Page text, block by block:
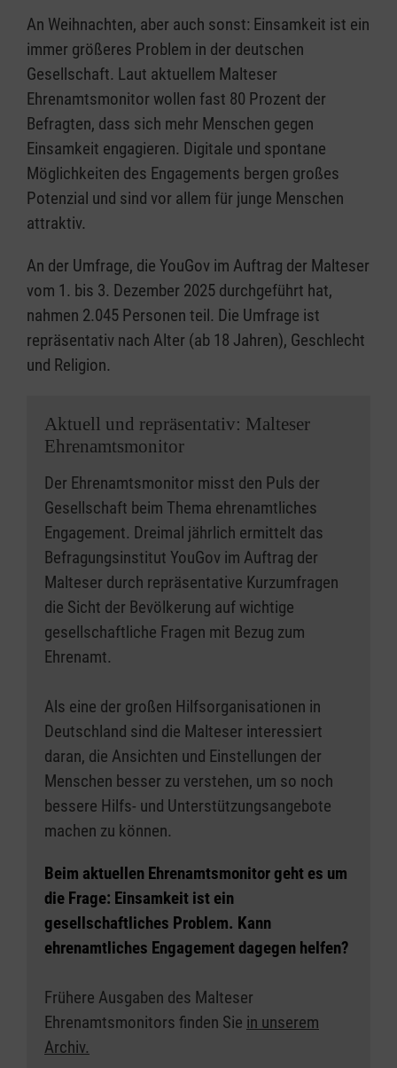
An Weihnachten, aber auch sonst: Einsamkeit ist ein
immer größeres Problem in der deutschen
Gesellschaft. Laut aktuellem Malteser
Ehrenamtsmonitor wollen fast 80 Prozent der
Befragten, dass sich mehr Menschen gegen
Einsamkeit engagieren. Digitale und spontane
Möglichkeiten des Engagements bergen großes
Potenzial und sind vor allem für junge Menschen
attraktiv.
An der Umfrage, die YouGov im Auftrag der Malteser
vom 1. bis 3. Dezember 2025 durchgeführt hat,
nahmen 2.045 Personen teil. Die Umfrage ist
repräsentativ nach Alter (ab 18 Jahren), Geschlecht
und Religion.
Aktuell und repräsentativ: Malteser
Ehrenamtsmonitor
Der Ehrenamtsmonitor misst den Puls der
Gesellschaft beim Thema ehrenamtliches
Engagement. Dreimal jährlich ermittelt das
Befragungsinstitut YouGov im Auftrag der
Malteser durch repräsentative Kurzumfragen
die Sicht der Bevölkerung auf wichtige
gesellschaftliche Fragen mit Bezug zum
Ehrenamt.
Als eine der großen Hilfsorganisationen in
Deutschland sind die Malteser interessiert
daran, die Ansichten und Einstellungen der
Menschen besser zu verstehen, um so noch
bessere Hilfs- und Unterstützungsangebote
machen zu können.
Beim aktuellen Ehrenamtsmonitor geht es um
die Frage: Einsamkeit ist ein
gesellschaftliches Problem. Kann
ehrenamtliches Engagement dagegen helfen?
Frühere Ausgaben des Malteser
Ehrenamtsmonitors finden Sie in unserem
Archiv.